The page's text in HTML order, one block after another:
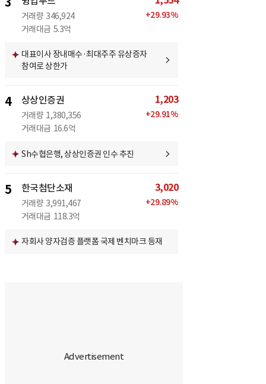
거래량 346,924
거래대금 5.3억
+29.93%
대표이사 장내매수·최대주주 유상증자
참여로 상한가
4 상상인증권
거래량 1,380,356
거래대금 16.6억
1,203
+29.91%
Sh수협은행, 상상인증권 인수 추진
5 한국첨단소재
거래량 3,991,467
거래대금 118.3억
3,020
+29.89%
자회사 양자검증 플랫폼 국제 벤치마크 등재